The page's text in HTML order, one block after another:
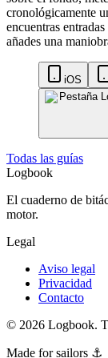
cronológicamente
encuentras
añades una
iOS
Todas las guías
Logbook
El cuaderno de
motor.
Legal
Aviso legal
Privacidad
Contacto
© 2026 Logbook.
Made for sailors ⚓